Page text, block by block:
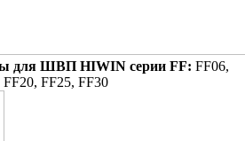
для ШВП HIWIN серии FF: FF06,
FF25, FF30